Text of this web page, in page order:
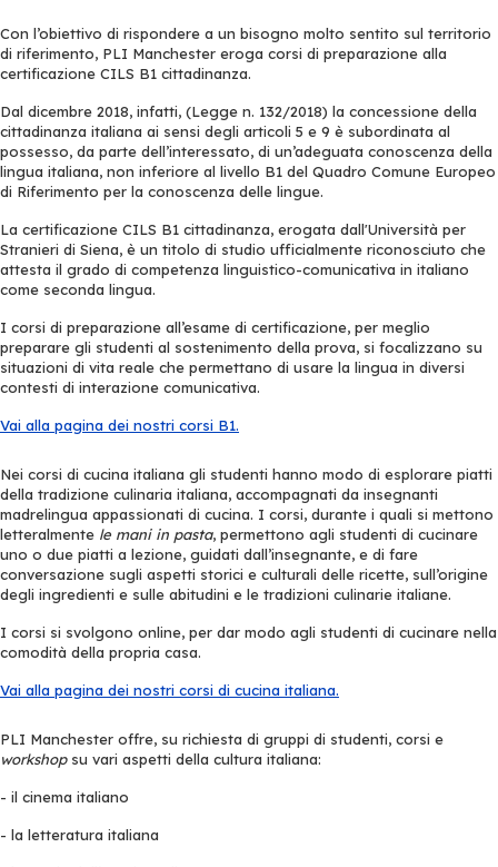
Con l’obiettivo di rispondere a un bisogno molto sentito sul territorio
di riferimento, PLI Manchester eroga corsi di preparazione alla
certificazione CILS B1 cittadinanza.
Dal dicembre 2018, infatti, (Legge n. 132/2018) la concessione della
cittadinanza italiana ai sensi degli articoli 5 e 9 è subordinata al
possesso, da parte dell’interessato, di un’adeguata conoscenza della
lingua italiana, non inferiore al livello B1 del Quadro Comune Europeo
di Riferimento per la conoscenza delle lingue.
La certificazione CILS B1 cittadinanza, erogata dall'Università per
Stranieri di Siena, è un titolo di studio ufficialmente riconosciuto che
attesta il grado di competenza linguistico-comunicativa in italiano
come seconda lingua.
I corsi di preparazione all’esame di certificazione, per meglio
preparare gli studenti al sostenimento della prova, si focalizzano su
situazioni di vita reale che permettano di usare la lingua in diversi
contesti di interazione comunicativa.
Vai alla pagina dei nostri corsi B1.
Nei corsi di cucina italiana gli studenti hanno modo di esplorare piatti
della tradizione culinaria italiana, accompagnati da insegnanti
madrelingua appassionati di cucina. I corsi, durante i quali si mettono
letteralmente le mani in pasta, permettono agli studenti di cucinare
uno o due piatti a lezione, guidati dall’insegnante, e di fare
conversazione sugli aspetti storici e culturali delle ricette, sull’origine
degli ingredienti e sulle abitudini e le tradizioni culinarie italiane.
I corsi si svolgono online, per dar modo agli studenti di cucinare nella
comodità della propria casa.
Vai alla pagina dei nostri corsi di cucina italiana.
PLI Manchester offre, su richiesta di gruppi di studenti, corsi e
workshop su vari aspetti della cultura italiana:
- il cinema italiano
- la letteratura italiana